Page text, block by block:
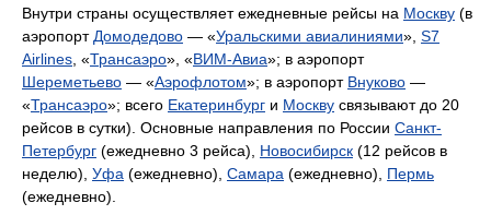
Внутри страны осуществляет ежедневные рейсы на Москву (в
аэропорт Домодедово — «Уральскими авиалиниями», S7
Airlines , «Трансаэро», «ВИМ-Авиа»; в аэропорт
Шереметьево — «Аэрофлотом»; в аэропорт Внуково —
«Трансаэро»; всего Екатеринбург и Москву связывают до 20
рейсов в сутки). Основные направления по России Санкт-
Петербург (ежедневно 3 рейса), Новосибирск (12 рейсов в
неделю), Уфа (ежедневно), Самара (ежедневно), Пермь
(ежедневно).